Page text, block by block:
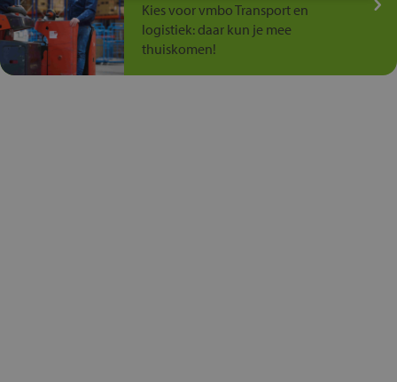
Kies voor vmbo Transport en
logistiek: daar kun je mee
thuiskomen!